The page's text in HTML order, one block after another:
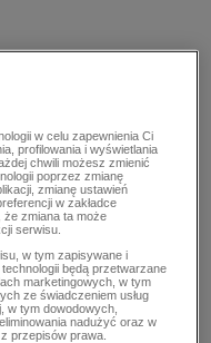
w celu zapewnienia Ci
profilowania i wyświetlania
chwili możesz zmienić
poprzez zmianę
zmianę ustawień
w zakładce
że zmiana ta może
serwisu.
w tym zapisywane i
będą przetwarzane
marketingowych, w tym
ze świadczeniem usług
w tym dowodowych,
nadużyć oraz w
przepisów prawa.